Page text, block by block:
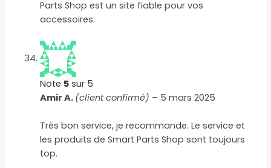
Parts Shop est un site fiable pour vos
accessoires.
Note 5 sur 5
Amir A. (client confirmé) – 5 mars 2025
Très bon service, je recommande. Le service et
les produits de Smart Parts Shop sont toujours
top.